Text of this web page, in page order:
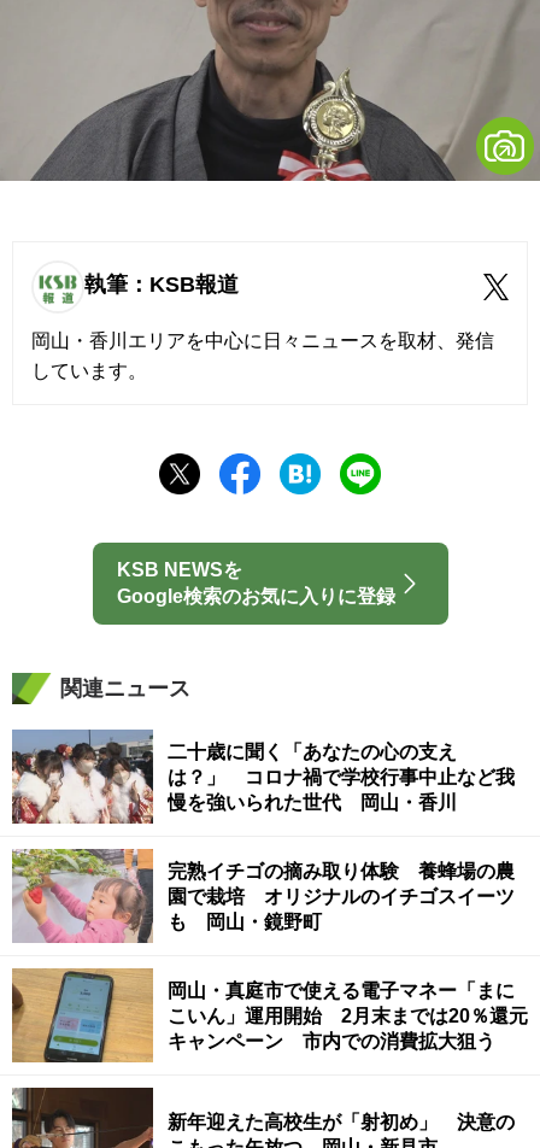
執筆：KSB報道
岡山・香川エリアを中心に日々ニュースを取材、発信
しています。
KSB NEWSを
Google検索のお気に入りに登録
関連ニュース
二十歳に聞く「あなたの心の支え
は？」 コロナ禍で学校行事中止など我
慢を強いられた世代 岡山・香川
完熟イチゴの摘み取り体験 養蜂場の農
園で栽培 オリジナルのイチゴスイーツ
も 岡山・鏡野町
岡山・真庭市で使える電子マネー「まに
こいん」運用開始 2月末までは20％還元
キャンペーン 市内での消費拡大狙う
新年迎えた高校生が「射初め」 決意の